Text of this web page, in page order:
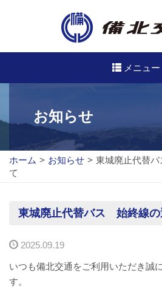
メニュー
高速バス
路線バス
お知らせ
ホーム > お知らせ > 東城廃止代替
て
東城廃止代替バス 始終線の
2025.09.19
いつも備北交通をご利用いただき誠
す。